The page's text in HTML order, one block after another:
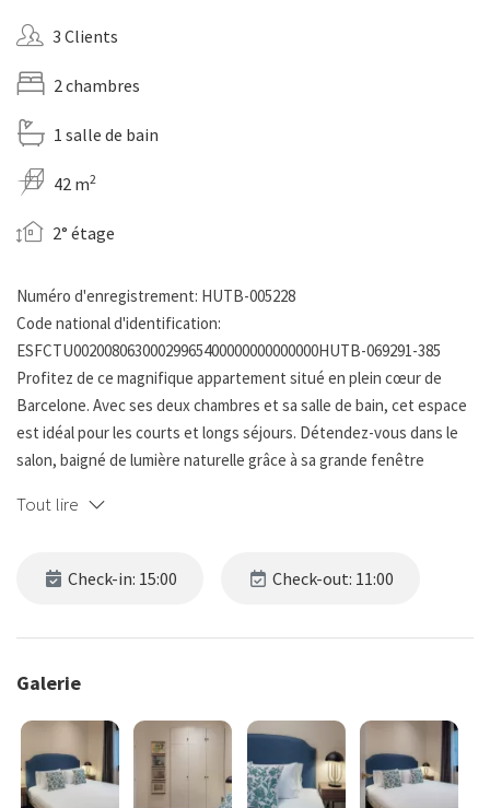
3 Clients
2 chambres
1 salle de bain
42 m2
2° étage
Numéro d'enregistrement: HUTB-005228
Code national d'identification:
ESFCTU00200806300029965400000000000000HUTB-069291-385
Profitez de ce magnifique appartement situé en plein cœur de
Barcelone. Avec ses deux chambres et sa salle de bain, cet espace
est idéal pour les courts et longs séjours. Détendez-vous dans le
salon, baigné de lumière naturelle grâce à sa grande fenêtre
pour se relaxer ou recevoir des invités.
La décoration moderne et soignée s'harmonise avec l'architecture
Situé dans un quartier prisé de Barcelone, cet appartement offre
proximité des principaux sites touristiques et commodités de la
ville. C'est le lieu idéal pour ceux qui souhaitent explorer Barcelone
ou simplement profiter d'un espace paisible et agréable.
Tout lire
Check-in: 15:00 Check-out: 11:00
Galerie